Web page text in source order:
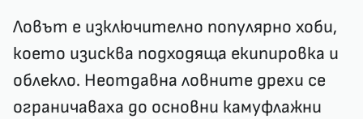
Ловът е изключително популярно хоби,
което изисква подходяща екипировка и
облекло. Неотдавна ловните дрехи се
ограничаваха до основни камуфлажни